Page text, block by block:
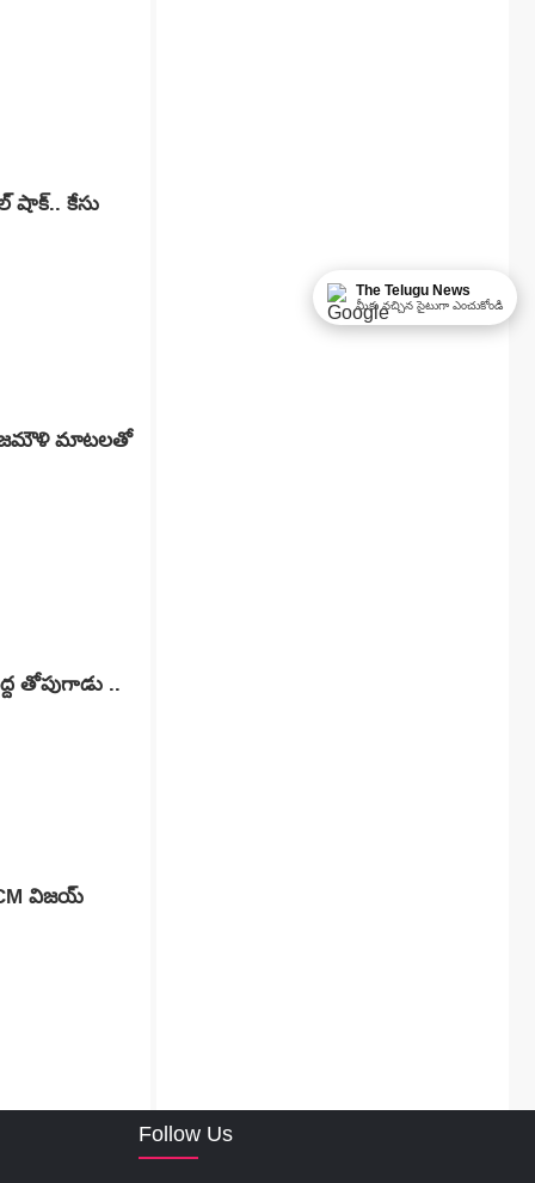
షాక్.. కేసు
మాటలతో
తోపుగాడు ..
విజయ్
Follow Us
The Telugu News
మీకు నచ్చిన సైటుగా ఎంచుకోండి